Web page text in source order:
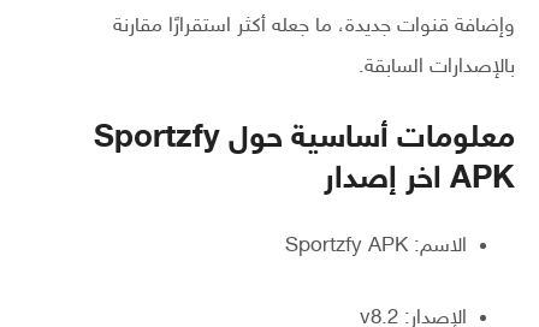
وإضافة قنوات جديدة، ما جعله أكثر استقرارًا مقارنة
بالإصدارات السابقة.
معلومات أساسية حول Sportzfy
APK اخر إصدار
الاسم: Sportzfy APK
الإصدار: v8.2